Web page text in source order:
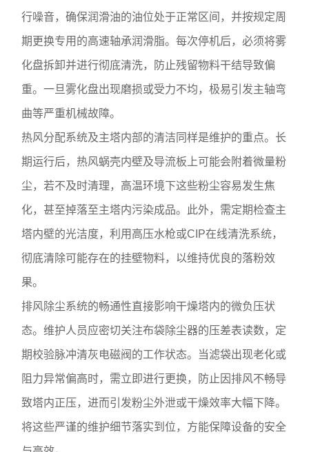
行噪音，确保润滑油的油位处于正常区间，并按规定周
期更换专用的高速轴承润滑脂。每次停机后，必须将雾
化盘拆卸并进行彻底清洗，防止残留物料干结导致偏
重。一旦雾化盘出现磨损或受力不均，极易引发主轴弯
曲等严重机械故障。
热风分配系统及主塔内部的清洁同样是维护的重点。长
期运行后，热风蜗壳内壁及导流板上可能会附着微量粉
尘，若不及时清理，高温环境下这些粉尘容易发生焦
化，甚至掉落至主塔内污染成品。此外，需定期检查主
塔内壁的光洁度，利用高压水枪或CIP在线清洗系统，
彻底清除可能存在的挂壁物料，以维持优良的落粉效
果。
排风除尘系统的畅通性直接影响干燥塔内的微负压状
态。维护人员应密切关注布袋除尘器的压差表读数，定
期校验脉冲清灰电磁阀的工作状态。当滤袋出现老化或
阻力异常偏高时，需立即进行更换，防止因排风不畅导
致塔内正压，进而引发粉尘外泄或干燥效率大幅下降。
将这些严谨的维护细节落实到位，方能保障设备的安全